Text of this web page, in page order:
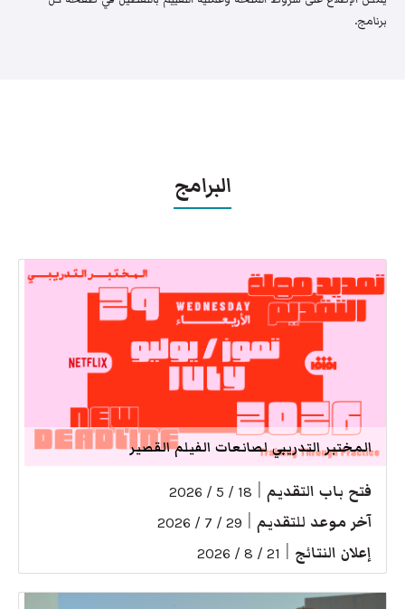
برنامج.
البرامج
المختبر التدريبي لصانعات الفيلم القصير
فتح باب التقديم 18 / 5 / 2026
آخر موعد للتقديم 29 / 7 / 2026
إعلان النتائج 21 / 8 / 2026